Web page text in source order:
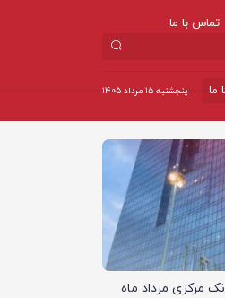
تماس با ما
پنجشنبه ۱۵ مرداد ۱۴۰۵ ما
مرکزی مرداد ماه